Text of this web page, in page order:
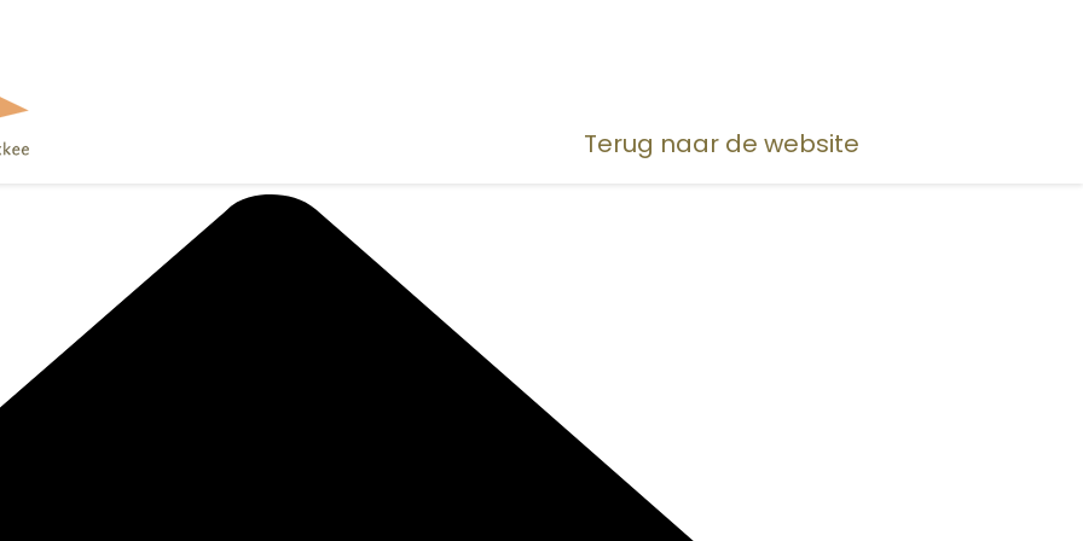
Terug naar de website